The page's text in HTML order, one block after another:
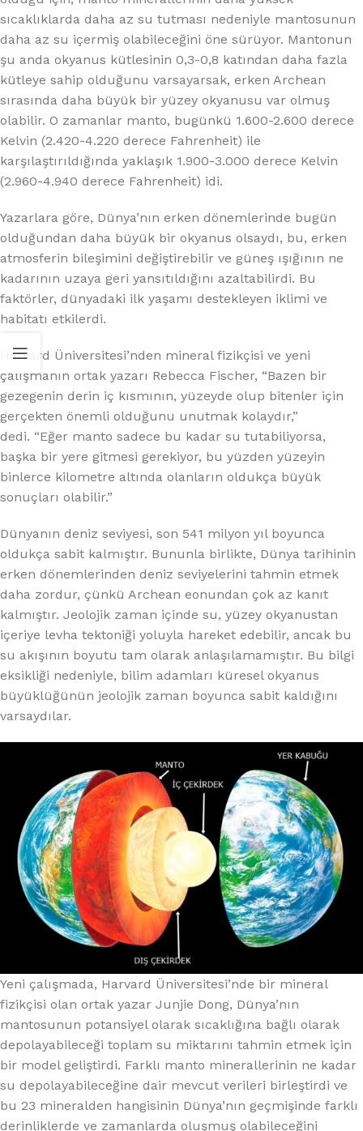
sıcaklıklarda daha az su tutması nedeniyle mantosunun
daha az su içermiş olabileceğini öne sürüyor. Mantonun
şu anda okyanus kütlesinin 0,3-0,8 katından daha fazla
kütleye sahip olduğunu varsayarsak, erken Archean
sırasında daha büyük bir yüzey okyanusu var olmuş
olabilir. O zamanlar manto, bugünkü 1.600-2.600 derece
Kelvin (2.420-4.220 derece Fahrenheit) ile
karşılaştırıldığında yaklaşık 1.900-3.000 derece Kelvin
(2.960-4.940 derece Fahrenheit) idi.
Yazarlara göre, Dünya’nın erken dönemlerinde bugün
olduğundan daha büyük bir okyanus olsaydı, bu, erken
atmosferin bileşimini değiştirebilir ve güneş ışığının ne
kadarının uzaya geri yansıtıldığını azaltabilirdi. Bu
faktörler, dünyadaki ilk yaşamı destekleyen iklimi ve
habitatı etkilerdi.
Harvard Üniversitesi’nden mineral fizikçisi ve yeni
çalışmanın ortak yazarı Rebecca Fischer, “Bazen bir
gezegenin derin iç kısmının, yüzeyde olup bitenler için
gerçekten önemli olduğunu unutmak kolaydır,”
dedi. “Eğer manto sadece bu kadar su tutabiliyorsa,
başka bir yere gitmesi gerekiyor, bu yüzden yüzeyin
binlerce kilometre altında olanların oldukça büyük
sonuçları olabilir.”
Dünyanın deniz seviyesi, son 541 milyon yıl boyunca
oldukça sabit kalmıştır. Bununla birlikte, Dünya tarihinin
erken dönemlerinden deniz seviyelerini tahmin etmek
daha zordur, çünkü Archean eonundan çok az kanıt
kalmıştır. Jeolojik zaman içinde su, yüzey okyanustan
içeriye levha tektoniği yoluyla hareket edebilir, ancak bu
su akışının boyutu tam olarak anlaşılamamıştır. Bu bilgi
eksikliği nedeniyle, bilim adamları küresel okyanus
büyüklüğünün jeolojik zaman boyunca sabit kaldığını
varsaydılar.
Yeni çalışmada, Harvard Üniversitesi’nde bir mineral
fizikçisi olan ortak yazar Junjie Dong, Dünya’nın
mantosunun potansiyel olarak sıcaklığına bağlı olarak
depolayabileceği toplam su miktarını tahmin etmek için
bir model geliştirdi. Farklı manto minerallerinin ne kadar
su depolayabileceğine dair mevcut verileri birleştirdi ve
bu 23 mineralden hangisinin Dünya’nın geçmişinde farklı
derinliklerde ve zamanlarda oluşmuş olabileceğini